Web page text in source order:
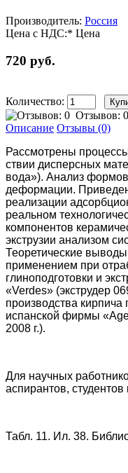
Производитель: Россия
Цена с НДС:* Цена
720 руб.
Количество:
Отзывов: 0
Описание Отзывы (0)
Рассмотрены
ствии дисперсных
вода»). Анализ
деформации.
реализации
реальном
компонентов
экструзии анализом
Теоретические
применением при
глиноподготовки и
«Verdes» (экструдер
производства
испанской фирмы
2008 г.).
Для научных
аспирантов,
Табл. 11. Ил. 38.